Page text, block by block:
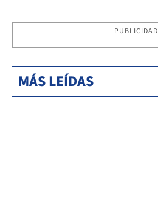
PUBLICIDAD
MÁS LEÍDAS